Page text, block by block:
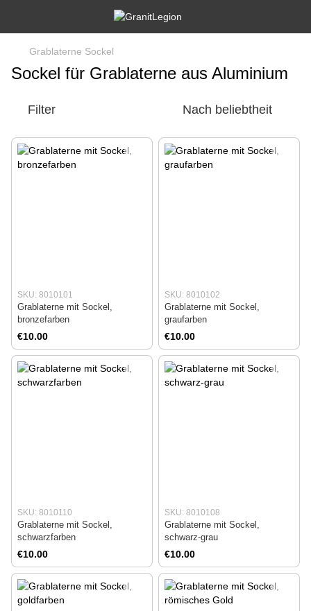
Grablaterne Sockel
Sockel für Grablaterne aus Aluminium
Filter Nach beliebtheit
SKU: 8010101
Grablaterne mit Sockel,
bronzefarben
€10.00
SKU: 8010102
Grablaterne mit Sockel,
graufarben
€10.00
SKU: 8010110
Grablaterne mit Sockel,
schwarzfarben
€10.00
SKU: 8010108
Grablaterne mit Sockel,
schwarz-grau
€10.00